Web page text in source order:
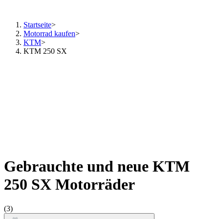
Startseite>
Motorrad kaufen>
KTM>
KTM 250 SX
Gebrauchte und neue KTM
250 SX Motorräder
(3)